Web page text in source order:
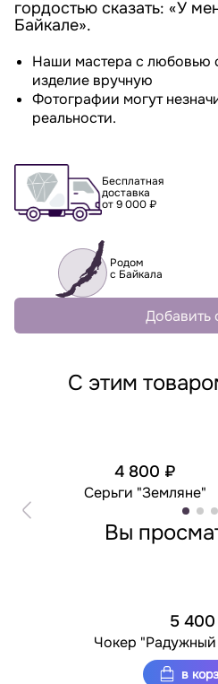
гордостью сказать: «У
Байкале».
Наши мастера с любовью
изделие вручную
Фотографии могут
реальности.
Бесплатная
доставка
от 9 000 ₽
Родом
с Байкала
Добавить
С этим
4 800 ₽
Серьги "Земляне"
Вы
5
Чокер "Радужный
в